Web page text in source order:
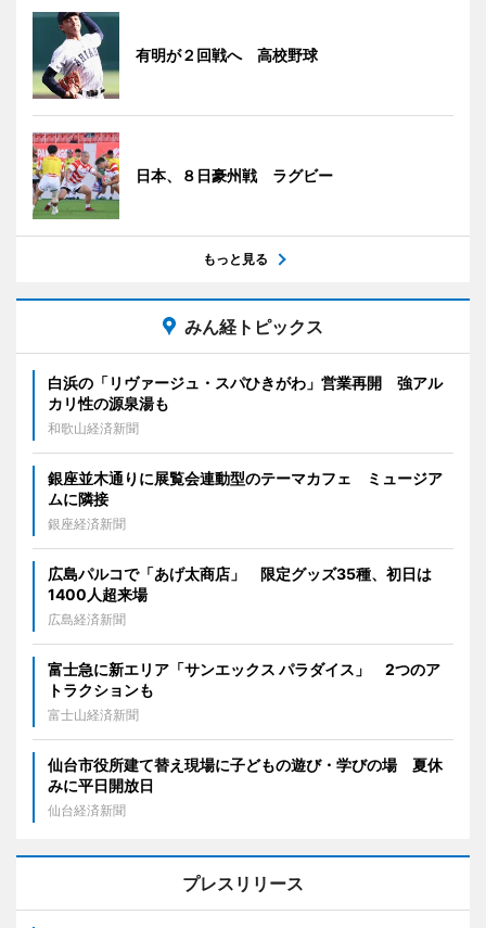
有明が２回戦へ 高校野球
日本、８日豪州戦 ラグビー
もっと見る
みん経トピックス
白浜の「リヴァージュ・スパひきがわ」営業再開 強アル
カリ性の源泉湯も
和歌山経済新聞
銀座並木通りに展覧会連動型のテーマカフェ ミュージア
ムに隣接
銀座経済新聞
広島パルコで「あげ太商店」 限定グッズ35種、初日は
1400人超来場
広島経済新聞
富士急に新エリア「サンエックス パラダイス」 2つのア
トラクションも
富士山経済新聞
仙台市役所建て替え現場に子どもの遊び・学びの場 夏休
みに平日開放日
仙台経済新聞
プレスリリース